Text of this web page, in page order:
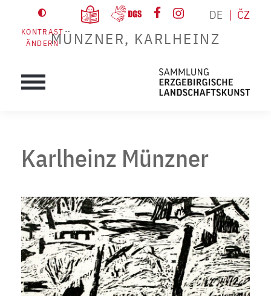
KONTRAST
ÄNDERN
DE ČZ
MÜNZNER, KARLHEINZ
Karlheinz Münzner